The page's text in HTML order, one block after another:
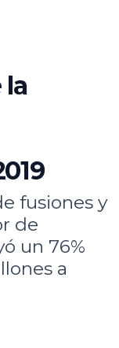
fusiones y
de
un 76%
a